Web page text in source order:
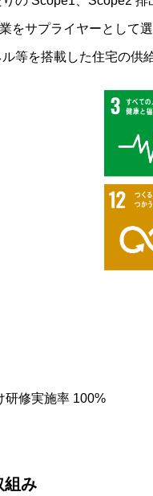
AVANTIAサイト
プ
をサプライヤーとして
等を搭載した住宅の供
研修実施率 100%
組み